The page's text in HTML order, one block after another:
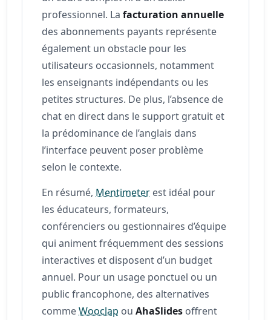
professionnel. Lafacturation annuelle
des abonnements payants représente
également un obstacle pour les
utilisateurs occasionnels, notamment
les enseignants indépendants ou les
petites structures. De plus, l’absence de
chat en direct dans le support gratuit et
la prédominance de l’anglais dans
l’interface peuvent poser problème
selon le contexte.
En résumé, Mentimeter est idéal pour
les éducateurs, formateurs,
conférenciers ou gestionnaires d’équipe
qui animent fréquemment des sessions
interactives et disposent d’un budget
annuel. Pour un usage ponctuel ou un
public francophone, des alternatives
commeWooclap ouAhaSlides offrent